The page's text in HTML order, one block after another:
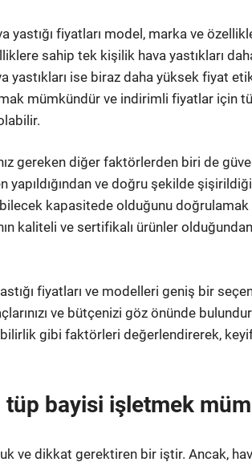
yastığı fiyatları model, marka ve
sahip tek kişilik hava yastıkları
yastıkları ise biraz daha yüksek fiyat
mümkündür ve indirimli fiyatlar için
gereken diğer faktörlerden biri de
yapıldığından ve doğru şekilde
kapasitede olduğunu
kaliteli ve sertifikalı ürünler
fiyatları ve modelleri geniş bir
ve bütçenizi göz önünde
gibi faktörleri değerlendirerek,
tüp bayisi işletmek
ve dikkat gerektiren bir iştir. Ancak,